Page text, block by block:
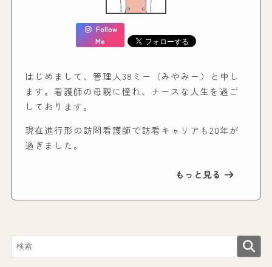
Follow
Me
はじめまして、管理人38ミー（みやみー）と申し
ます。看護師の母親に憧れ、ナースな人生を過ご
しております。
現在進行形の訪問看護師で訪看キャリアも20年が
過ぎました。
もっと見る